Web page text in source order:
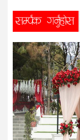
विज्ञान
शिक्षा
भिडियो
अन्तर्वाता